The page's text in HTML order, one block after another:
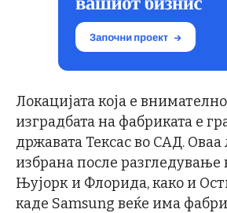
Локацијата која е
изградбата на фабриката е
државата Тексас во САД. Оваа
избрана после разгледување
Њујорк и Флорида, како и
каде Samsung веќе има